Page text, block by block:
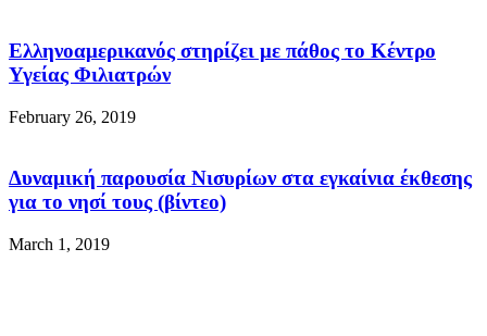
Ελληνοαμερικανός στηρίζει με πάθος το Κέντρο
Υγείας Φιλιατρών
February 26, 2019
Δυναμική παρουσία Νισυρίων στα εγκαίνια έκθεσης
για το νησί τους (βίντεο)
March 1, 2019